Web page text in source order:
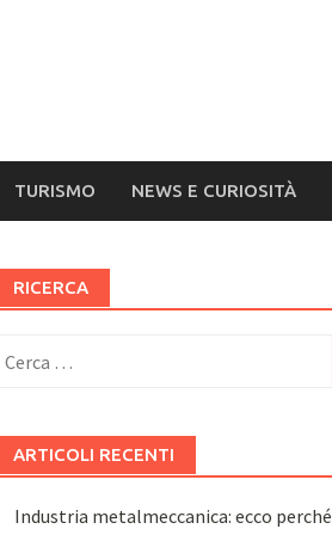
TURISMO NEWS E CURIOSITÀ
RICERCA
per:
ARTICOLI RECENTI
Industria metalmeccanica: ecco perché